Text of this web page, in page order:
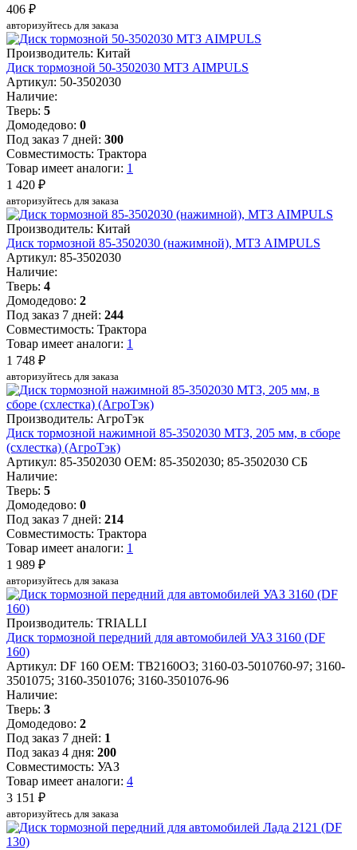
406 ₽
авторизуйтесь для заказа
Производитель: Китай
Диск тормозной 50-3502030 МТЗ AIMPULS
Артикул: 50-3502030
Наличие:
Тверь: 5
Домодедово: 0
Под заказ 7 дней: 300
Совместимость: Трактора
Товар имеет аналоги: 1
1 420 ₽
авторизуйтесь для заказа
Производитель: Китай
Диск тормозной 85-3502030 (нажимной), МТЗ AIMPULS
Артикул: 85-3502030
Наличие:
Тверь: 4
Домодедово: 2
Под заказ 7 дней: 244
Совместимость: Трактора
Товар имеет аналоги: 1
1 748 ₽
авторизуйтесь для заказа
Производитель: АгроТэк
Диск тормозной нажимной 85-3502030 МТЗ, 205 мм, в сборе
(схлестка) (АгроТэк)
Артикул: 85-3502030 OEM: 85-3502030; 85-3502030 СБ
Наличие:
Тверь: 5
Домодедово: 0
Под заказ 7 дней: 214
Совместимость: Трактора
Товар имеет аналоги: 1
1 989 ₽
авторизуйтесь для заказа
Производитель: TRIALLI
Диск тормозной передний для автомобилей УАЗ 3160 (DF
160)
Артикул: DF 160 OEM: TB2160O3; 3160-03-5010760-97; 3160-
3501075; 3160-3501076; 3160-3501076-96
Наличие:
Тверь: 3
Домодедово: 2
Под заказ 7 дней: 1
Под заказ 4 дня: 200
Совместимость: УАЗ
Товар имеет аналоги: 4
3 151 ₽
авторизуйтесь для заказа